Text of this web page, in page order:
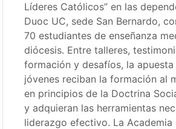
Líderes Católicos” en las
Duoc UC, sede San Bernardo,
70 estudiantes de enseñanza
diócesis. Entre talleres,
formación y desafíos, la
jóvenes reciban la formación al
en principios de la Doctrina
y adquieran las herramientas
liderazgo efectivo. La Academia